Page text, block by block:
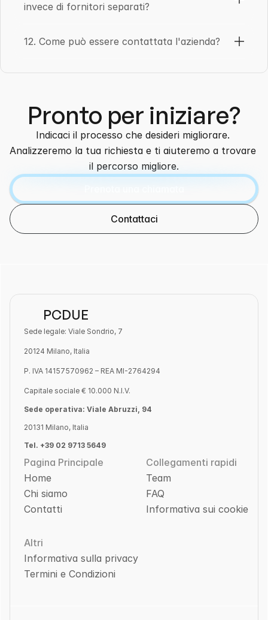
invece di fornitori separati?
12. Come può essere contattata l'azienda?
Pronto per iniziare?
Indicaci il processo che desideri migliorare.
Analizzeremo la tua richiesta e ti aiuteremo a trovare
il percorso migliore.
Contattaci
PCDUE
Sede legale: Viale Sondrio, 7
20124 Milano, Italia
P. IVA 14157570962 – REA MI-2764294
Capitale sociale € 10.000 N.I.V.
Sede operativa: Viale Abruzzi, 94
20131 Milano, Italia
Tel. +39 02 9713 5649
Pagina Principale
Home
Chi siamo
Contatti
Collegamenti rapidi
Team
FAQ
Informativa sui cookie
Altri
Informativa sulla privacy
Termini e Condizioni